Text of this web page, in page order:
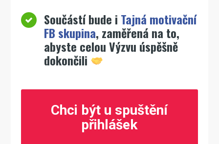
Součástí bude i Tajná motivační
FB skupina, zaměřená na to,
abyste celou Výzvu úspěšně
dokončili
Chci být u spuštění
přihlášek